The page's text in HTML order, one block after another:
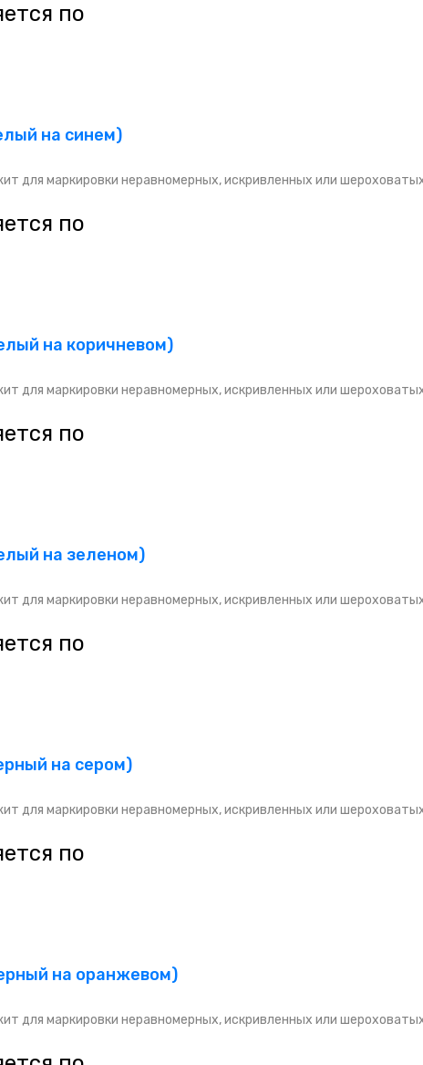
по
на синем)
для маркировки неравномерных, искривленных или
по
на коричневом)
для маркировки неравномерных, искривленных или
по
на зеленом)
для маркировки неравномерных, искривленных или
по
на сером)
для маркировки неравномерных, искривленных или
по
на оранжевом)
для маркировки неравномерных, искривленных или